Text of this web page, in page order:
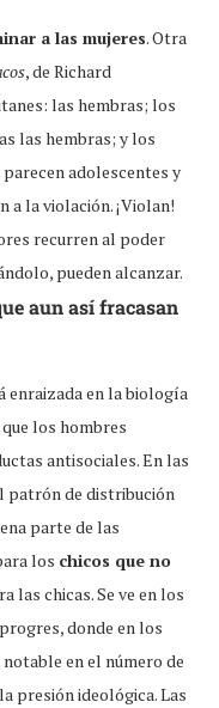
a las mujeres. Otra
, de Richard
las hembras; los
las hembras; y los
adolescentes y
a la violación. ¡Violan!
recurren al poder
pueden alcanzar.
aun así fracasan
enraizada en la biología
los hombres
antisociales. En las
patrón de distribución
parte de las
los chicos que no
las chicas. Se ve en los
donde en los
en el número de
presión ideológica. Las